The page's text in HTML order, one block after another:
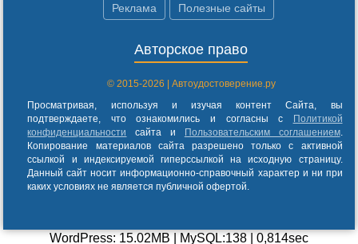
Реклама Полезные сайты
Авторское право
© 2015-2026 | Автоудостоверение.ру
Просматривая, используя и изучая контент Сайта, вы
подтверждаете, что ознакомились и согласны с
Политикой
конфиденциальности
сайта и Пользовательским соглашением.
Копирование материалов сайта разрешено только с активной
ссылкой и индексируемой гиперссылкой на исходную страницу.
Данный сайт носит информационно-справочный характер и ни при
каких условиях не является публичной офертой.
WordPress: 15.02MB | MySQL:138 | 0,814sec